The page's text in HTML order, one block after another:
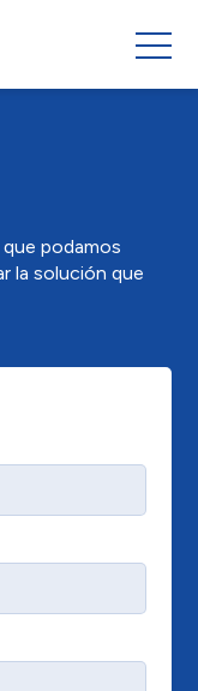
podamos
la solución que